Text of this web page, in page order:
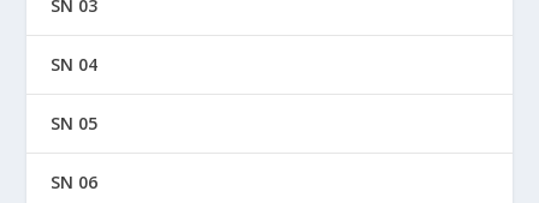
SN 03
SN 04
SN 05
SN 06